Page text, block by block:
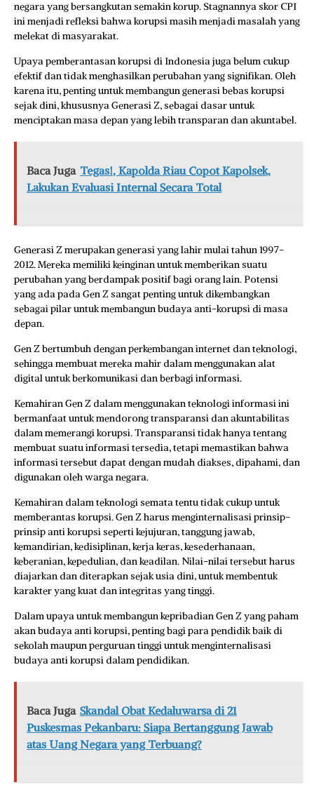
negara yang bersangkutan semakin korup. Stagnannya skor CPI
ini menjadi refleksi bahwa korupsi masih menjadi masalah yang
melekat di masyarakat.
Upaya pemberantasan korupsi di Indonesia juga belum cukup
efektif dan tidak menghasilkan perubahan yang signifikan. Oleh
karena itu, penting untuk membangun generasi bebas korupsi
sejak dini, khususnya Generasi Z, sebagai dasar untuk
menciptakan masa depan yang lebih transparan dan akuntabel.
Baca Juga Tegas!, Kapolda Riau Copot Kapolsek,
Lakukan Evaluasi Internal Secara Total
Generasi Z merupakan generasi yang lahir mulai tahun 1997-
2012. Mereka memiliki keinginan untuk memberikan suatu
perubahan yang berdampak positif bagi orang lain. Potensi
yang ada pada Gen Z sangat penting untuk dikembangkan
sebagai pilar untuk membangun budaya anti-korupsi di masa
depan.
Gen Z bertumbuh dengan perkembangan internet dan teknologi,
sehingga membuat mereka mahir dalam menggunakan alat
digital untuk berkomunikasi dan berbagi informasi.
Kemahiran Gen Z dalam menggunakan teknologi informasi ini
bermanfaat untuk mendorong transparansi dan akuntabilitas
dalam memerangi korupsi. Transparansi tidak hanya tentang
membuat suatu informasi tersedia, tetapi memastikan bahwa
informasi tersebut dapat dengan mudah diakses, dipahami, dan
digunakan oleh warga negara.
Kemahiran dalam teknologi semata tentu tidak cukup untuk
memberantas korupsi. Gen Z harus menginternalisasi prinsip-
prinsip anti korupsi seperti kejujuran, tanggung jawab,
kemandirian, kedisiplinan, kerja keras, kesederhanaan,
keberanian, kepedulian, dan keadilan. Nilai-nilai tersebut harus
diajarkan dan diterapkan sejak usia dini, untuk membentuk
karakter yang kuat dan integritas yang tinggi.
Dalam upaya untuk membangun kepribadian Gen Z yang paham
akan budaya anti korupsi, penting bagi para pendidik baik di
sekolah maupun perguruan tinggi untuk menginternalisasi
budaya anti korupsi dalam pendidikan.
Baca Juga Skandal Obat Kedaluwarsa di 21
Puskesmas Pekanbaru: Siapa Bertanggung Jawab
atas Uang Negara yang Terbuang?